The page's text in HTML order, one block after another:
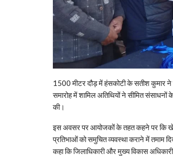
1500 मीटर दौड़ में हंसकोटी के सतीश कुमार ने
समारोह में शामिल अतिथियों ने सीमित
की।
इस अवसर पर आयोजकों के तहत कहने पर कि खेल
प्रतिभाओं को समुचित व्यवस्था कराने में तमाम
कहा कि जिलाधिकारी और मुख्य विकास